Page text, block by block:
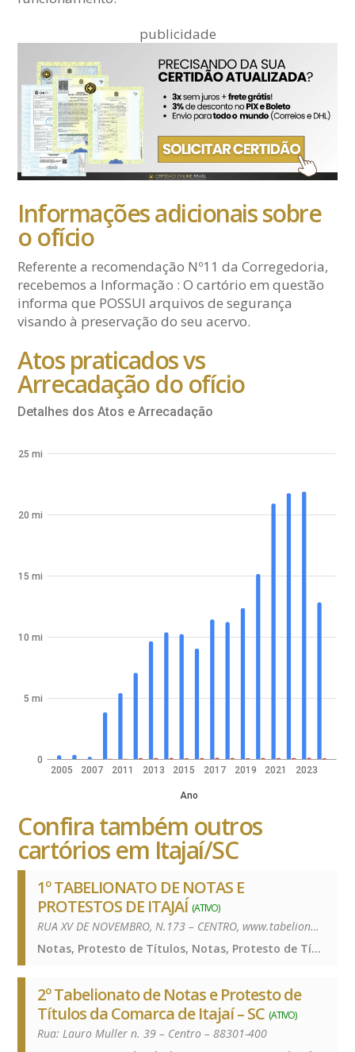
publicidade
Informações adicionais sobre
o ofício
Referente a recomendação Nº11 da Corregedoria,
recebemos a Informação : O cartório em questão
informa que POSSUI arquivos de segurança
visando à preservação do seu acervo.
Atos praticados vs
Arrecadação do ofício
Detalhes dos Atos e Arrecadação
2005 2007 2011 2013 2015 2017 2019 2021 2023
Ano
0
5 mi
10 mi
15 mi
20 mi
25 mi
Confira também outros
cartórios em Itajaí/SC
1º TABELIONATO DE NOTAS E
PROTESTOS DE ITAJAÍ (ATIVO)
RUA XV DE NOVEMBRO, N.173 – CENTRO, www.tabelionatoitajai.com.br – 88301-420
Notas, Protesto de Títulos, Notas, Protesto de Títulos, Notas, Protesto de Títulos
2º Tabelionato de Notas e Protesto de
Títulos da Comarca de Itajaí – SC (ATIVO)
Rua: Lauro Muller n. 39 – Centro – 88301-400